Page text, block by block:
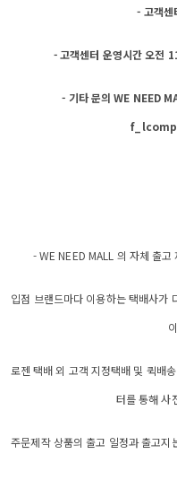
- 고객
- 고객센터 운영시간 오전
- 기타 문의 WE NEED
- WE NEED MALL 의 자체 출
입점 브랜드마다 이용하는 택배사가
로젠 택배 외 고객 지정택배 및 퀵배
터를 통해 사
주문제작 상품의 출고 일정과 출고